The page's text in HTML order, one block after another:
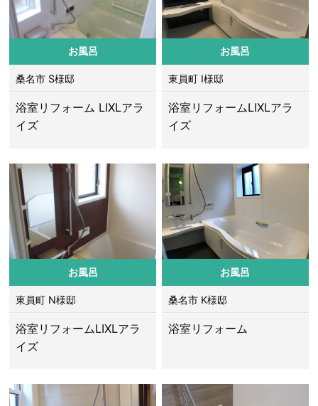
お風呂
桑名市 S様邸
浴室リフォーム LIXLアラ
イズ
お風呂
東員町 I様邸
浴室リフォームLIXLアラ
イズ
お風呂
東員町 N様邸
浴室リフォームLIXLアラ
イズ
お風呂
桑名市 K様邸
浴室リフォーム